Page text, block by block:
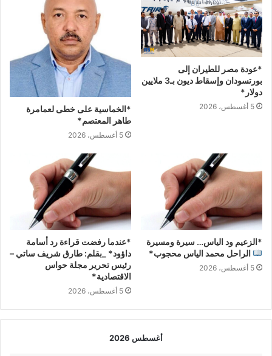
*عودة مصر للطيران إلى
بورتسودان وإسقاط ديون بـ3 ملايين
دولار*
5 أغسطس، 2026
*الخماسية على خطى لعمامرة
طاهر المعتصم*
5 أغسطس، 2026
*الزعيم ود الياس… سيرة ومسيرة
الراحل محمد الياس محجوب*
5 أغسطس، 2026
*عندما رفضت قراءة رد أسامة
داؤود* _بقلم: طارق شريف ساتي –
رئيس تحرير مجلة حواس
الاقتصادية*
5 أغسطس، 2026
أغسطس 2026